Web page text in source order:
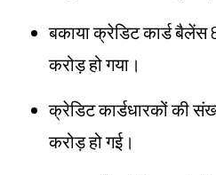
बकाया क्रेडिट कार्ड
करोड़ हो गया।
क्रेडिट कार्डधारकों की
करोड़ हो गई।